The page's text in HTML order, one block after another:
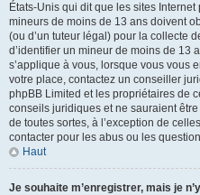
États-Unis qui dit que les sites
mineurs de moins de 13 ans doivent
(ou d’un tuteur légal) pour la collecte
d’identifier un mineur de moins de 13
s’applique à vous, lorsque vous vous
votre place, contactez un conseiller
phpBB Limited et les propriétaires de
conseils juridiques et ne sauraient
de toutes sortes, à l’exception de
contacter pour les abus ou les
Haut
Je souhaite m’enregistrer, mais je